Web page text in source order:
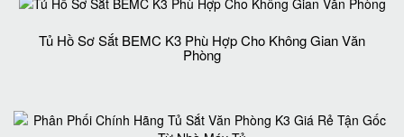
Tủ Hồ Sơ Sắt BEMC K3 Phù Hợp Cho Không Gian Văn
Phòng